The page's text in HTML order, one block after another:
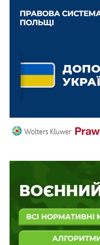
Неля Дем’янік, а право
народний депутат від
пояснив
Дем’янік, біологічною
Людмила Нагаєвська,
ж і подарувала
тис. доларів
Зазначив, що